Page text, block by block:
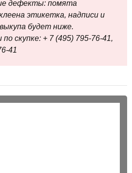
дефекты: помята
этикетка, надписи и
будет ниже.
скупке: + 7 (495) 795-76-41,
41